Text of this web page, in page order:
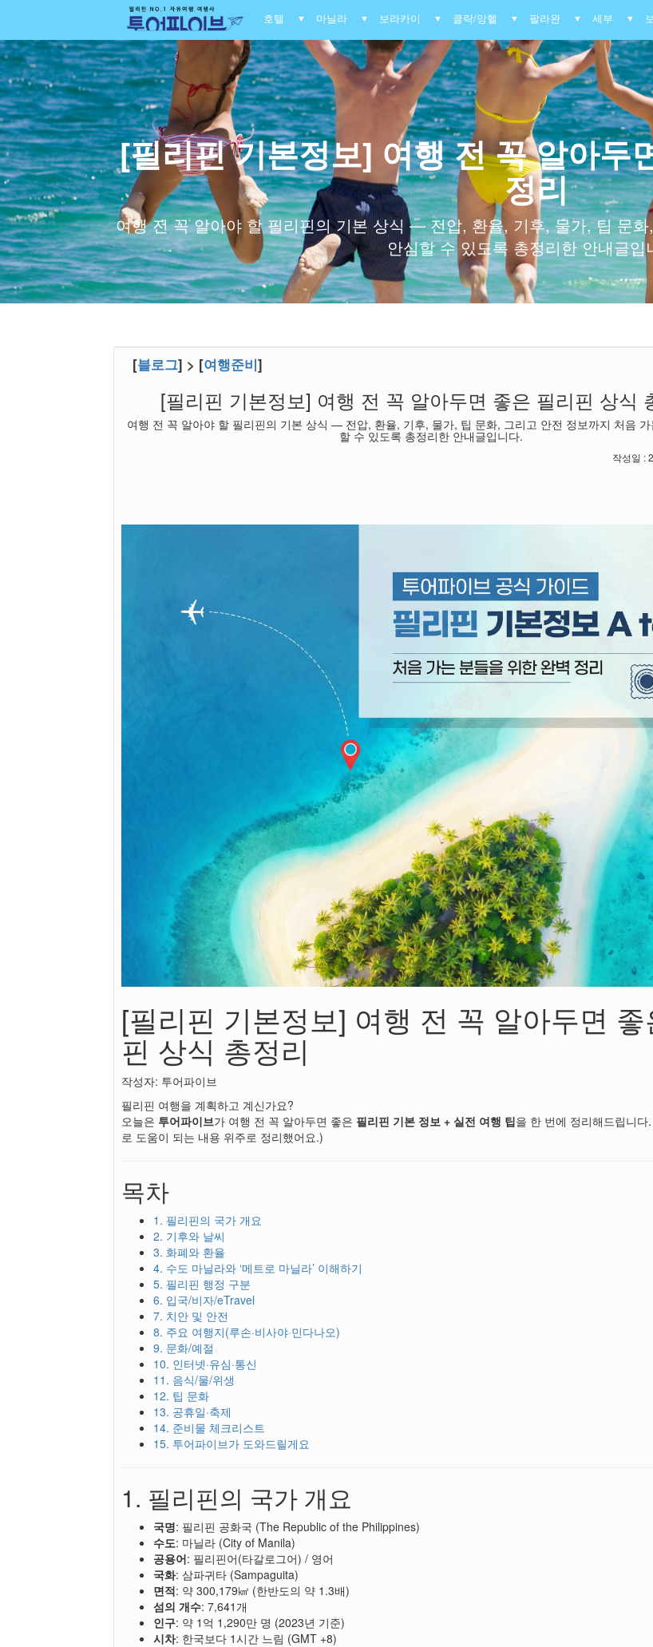
호텔 ▼ 마닐라 ▼ 보라카이 ▼ 클락/앙헬 ▼ 팔라완 ▼ 세부 ▼
[필리핀 기본정보] 여행 전 꼭 알아두
정리
여행 전 꼭 알아야 할 필리핀의 기본 상식 — 전압, 환율, 기후, 물가, 팁 문
안심할 수 있도록 총정리한 안내글입
[블로그] > [여행준비]
[필리핀 기본정보] 여행 전 꼭 알아두면 좋은 필리핀 상식
여행 전 꼭 알아야 할 필리핀의 기본 상식 — 전압, 환율, 기후, 물가, 팁 문화, 그리고 안전 정보까지 처음
할 수 있도록 총정리한 안내글입니다.
작성일 :
[필리핀 기본정보] 여행 전 꼭 알아두면 좋
핀 상식 총정리
작성자: 투어파이브
필리핀 여행을 계획하고 계신가요?
오늘은 투어파이브가 여행 전 꼭 알아두면 좋은 필리핀 기본 정보 + 실전 여행 팁을 한 번에 정리해드립니다
로 도움이 되는 내용 위주로 정리했어요.)
목차
1. 필리핀의 국가 개요
2. 기후와 날씨
3. 화폐와 환율
4. 수도 마닐라와 ‘메트로 마닐라’ 이해하기
5. 필리핀 행정 구분
6. 입국/비자/eTravel
7. 치안 및 안전
8. 주요 여행지(루손·비사야·민다나오)
9. 문화/예절
10. 인터넷·유심·통신
11. 음식/물/위생
12. 팁 문화
13. 공휴일·축제
14. 준비물 체크리스트
15. 투어파이브가 도와드릴게요
1. 필리핀의 국가 개요
국명: 필리핀 공화국 (The Republic of the Philippines)
수도: 마닐라 (City of Manila)
공용어: 필리핀어(타갈로그어) / 영어
국화: 삼파귀타 (Sampaguita)
면적: 약 300,179㎢ (한반도의 약 1.3배)
섬의 개수: 7,641개
인구: 약 1억 1,290만 명 (2023년 기준)
시차: 한국보다 1시간 느림 (GMT +8)